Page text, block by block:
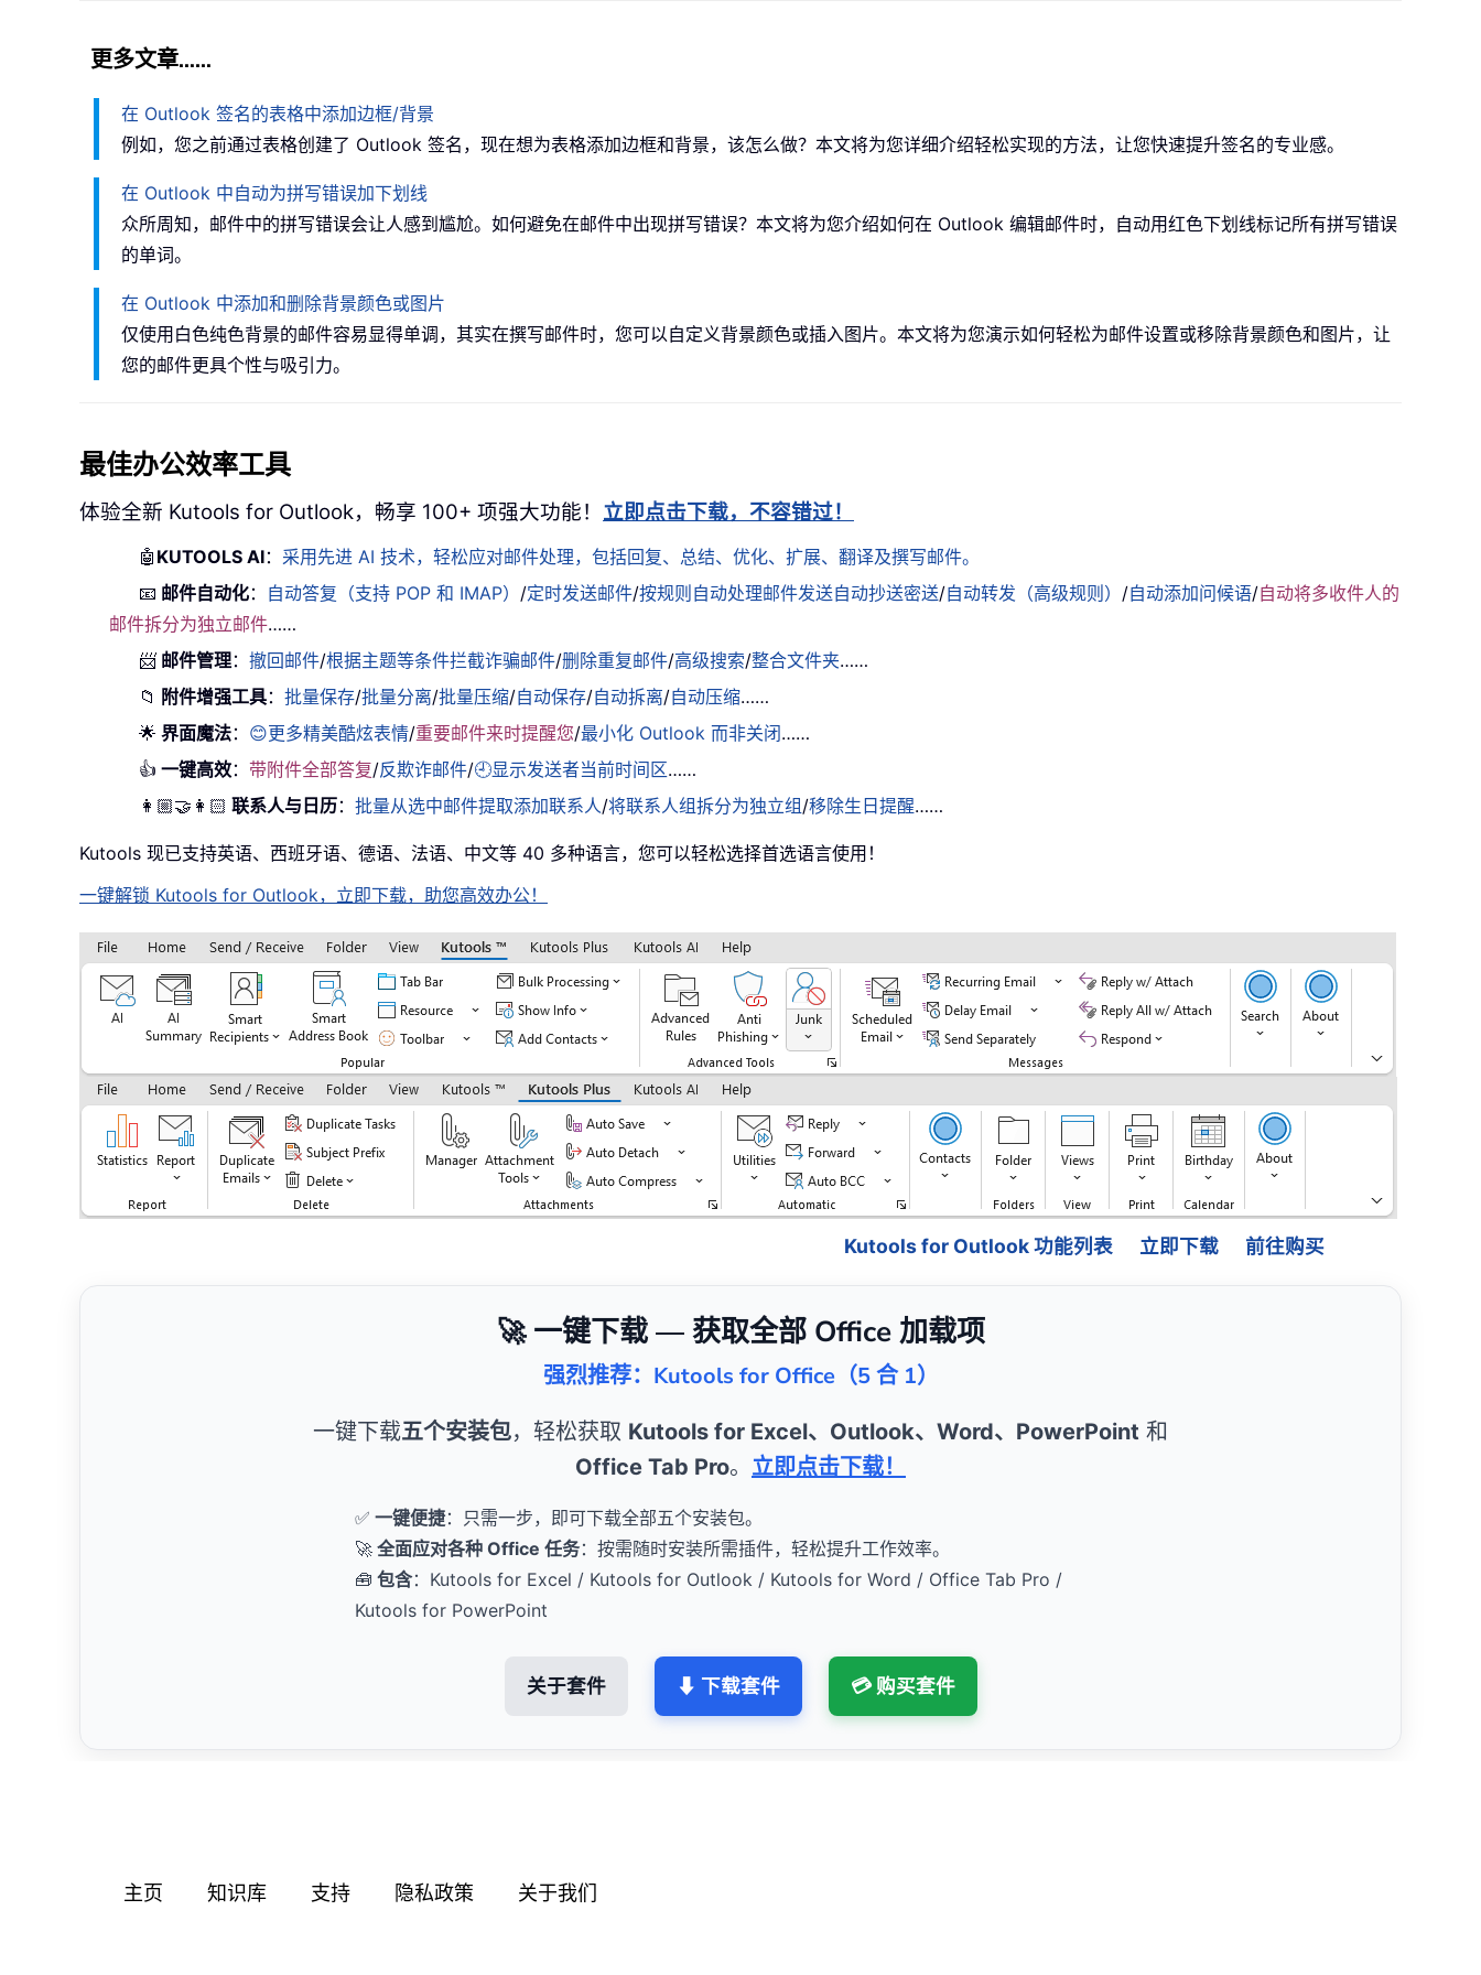
更多文章……
在 Outlook 签名的表格中添加边框/背景
例如，您之前通过表格创建了 Outlook 签名，现在想为表格添加边框和背景，该怎么做？本文将为您详细介绍轻松实现的方法，让您快速提升签名的专业感。
在 Outlook 中自动为拼写错误加下划线
众所周知，邮件中的拼写错误会让人感到尴尬。如何避免在邮件中出现拼写错误？本文将为您介绍如何在 Outlook 编辑邮件时，自动用红色下划线标记所有拼写错误
的单词。
在 Outlook 中添加和删除背景颜色或图片
仅使用白色纯色背景的邮件容易显得单调，其实在撰写邮件时，您可以自定义背景颜色或插入图片。本文将为您演示如何轻松为邮件设置或移除背景颜色和图片，让
您的邮件更具个性与吸引力。
最佳办公效率工具
体验全新 Kutools for Outlook，畅享 100+ 项强大功能！ 立即点击下载，不容错过！
🤖 KUTOOLS AI： 采用先进 AI 技术，轻松应对邮件处理，包括回复、总结、优化、扩展、翻译及撰写邮件。
📧 邮件自动化： 自动答复（支持 POP 和 IMAP） /定时发送邮件/按规则自动处理邮件发送自动抄送密送/自动转发（高级规则） /自动添加问候语/自动将多收件人的
邮件拆分为独立邮件……
📨 邮件管理：撤回邮件/根据主题等条件拦截诈骗邮件/删除重复邮件/高级搜索/整合文件夹……
📁 附件增强工具：批量保存/批量分离/批量压缩/自动保存/自动拆离/自动压缩……
🌟 界面魔法： 😊更多精美酷炫表情/重要邮件来时提醒您/最小化 Outlook 而非关闭……
👍 一键高效：带附件全部答复/反欺诈邮件/🕘显示发送者当前时间区……
👩🏼‍🤝‍👩🏻 联系人与日历：批量从选中邮件提取添加联系人/将联系人组拆分为独立组 /移除生日提醒……
Kutools 现已支持英语、西班牙语、德语、法语、中文等 40 多种语言，您可以轻松选择首选语言使用！
一键解锁 Kutools for Outlook，立即下载，助您高效办公！
Kutools for Outlook 功能列表 立即下载 前往购买
🚀 一键下载 — 获取全部 Office 加载项
强烈推荐：Kutools for Office（5 合 1）
一键下载五个安装包，轻松获取 Kutools for Excel、Outlook、Word、PowerPoint 和
Office Tab Pro。 立即点击下载！
✅ 一键便捷：只需一步，即可下载全部五个安装包。
🚀 全面应对各种 Office 任务：按需随时安装所需插件，轻松提升工作效率。
🧰 包含：Kutools for Excel / Kutools for Outlook / Kutools for Word / Office Tab Pro /
Kutools for PowerPoint
关于套件 ⬇ 下载套件 💳 购买套件
主页 知识库 支持 隐私政策 关于我们